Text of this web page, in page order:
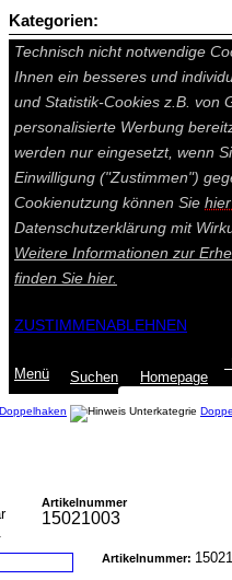
Auf dieser Seite werden
Technisch nicht notwendige
Ihnen ein besseres und
und Statistik-Cookies z.B. von
personalisierte Werbung
werden nur eingesetzt, wenn
Einwilligung ("Zustimmen")
Cookienutzung können Sie
Datenschutzerklärung mit
Weitere Informationen zur
finden Sie hier.
ZUSTIMMENABLEHNEN
Menü Suchen Homepage
Doppelhaken
Artikelnummer
15021003
Artikelnummer:
Kategorien: